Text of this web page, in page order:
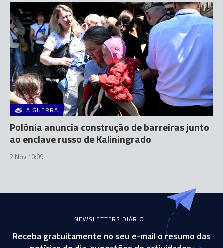
A GUERRA
Polónia anuncia construção de barreiras junto
ao enclave russo de Kaliningrado
2 Nov 10:09
NEWSLETTERS DIÁRIO
Receba gratuitamente no seu e-mail o resumo das